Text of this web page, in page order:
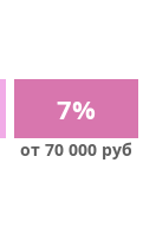
7%
от 70 000 руб